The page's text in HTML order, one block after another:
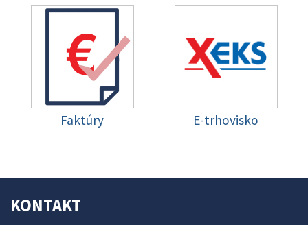
Faktúry E-trhovisko
KONTAKT